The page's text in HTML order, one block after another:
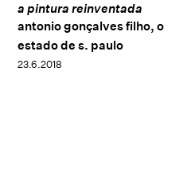
a pintura reinventada
antonio gonçalves filho, o
estado de s. paulo
23.6.2018